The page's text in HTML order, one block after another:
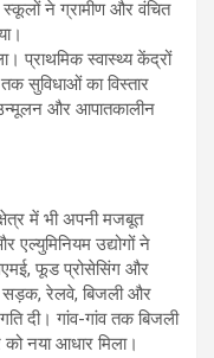
ने ग्रामीण और वंचित
प्राथमिक स्वास्थ्य केंद्रों
सुविधाओं का विस्तार
और आपातकालीन
में भी अपनी मजबूत
एल्युमिनियम उद्योगों ने
फूड प्रोसेसिंग और
सड़क, रेलवे, बिजली और
दी। गांव-गांव तक बिजली
नया आधार मिला।